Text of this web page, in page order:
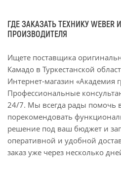
ГДЕ ЗАКАЗАТЬ ТЕХНИКУ WEBER
ПРОИЗВОДИТЕЛЯ
Ищете поставщика
Камадо в Туркестанской
Интернет-магазин «Академия
Профессиональные
24/7. Мы всегда рады помочь
порекомендовать
решение под ваш бюджет и
оперативной и удобной
заказ уже через несколько